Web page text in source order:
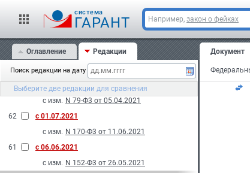
cистема
ГАРАНТ Например, закон о фейках
Оглавление Редакции
Поиск редакции на дату
Выберите две редакции для сравнения
с изм. N 219-Ф3 от 28.06.2021
2021
64
с 26.09.2021
с изм. N 478-Ф3 от 29.12.2020
63
с 01.09.2021
с изм. N 79-Ф3 от 05.04.2021
62
с 01.07.2021
с изм. N 170-Ф3 от 11.06.2021
61
с 06.06.2021
с изм. N 152-Ф3 от 26.05.2021
Документ